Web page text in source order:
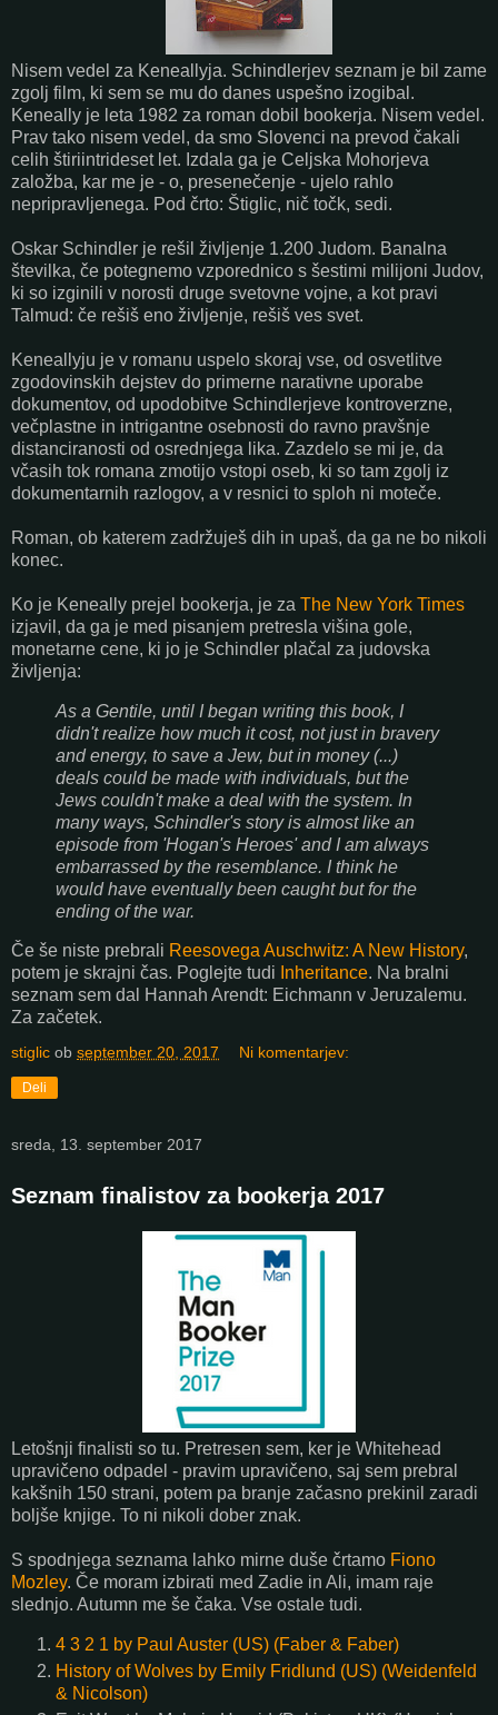
Nisem vedel za Keneallyja. Schindlerjev seznam je bil zame
zgolj film, ki sem se mu do danes uspešno izogibal.
Keneally je leta 1982 za roman dobil bookerja. Nisem vedel.
Prav tako nisem vedel, da smo Slovenci na prevod čakali
celih štiriintrideset let. Izdala ga je Celjska Mohorjeva
založba, kar me je - o, presenečenje - ujelo rahlo
nepripravljenega. Pod črto: Štiglic, nič točk, sedi.
Oskar Schindler je rešil življenje 1.200 Judom. Banalna
številka, če potegnemo vzporednico s šestimi milijoni Judov,
ki so izginili v norosti druge svetovne vojne, a kot pravi
Talmud: če rešiš eno življenje, rešiš ves svet.
Keneallyju je v romanu uspelo skoraj vse, od osvetlitve
zgodovinskih dejstev do primerne narativne uporabe
dokumentov, od upodobitve Schindlerjeve kontroverzne,
večplastne in intrigantne osebnosti do ravno pravšnje
distanciranosti od osrednjega lika. Zazdelo se mi je, da
včasih tok romana zmotijo vstopi oseb, ki so tam zgolj iz
dokumentarnih razlogov, a v resnici to sploh ni moteče.
Roman, ob katerem zadržuješ dih in upaš, da ga ne bo nikoli
konec.
Ko je Keneally prejel bookerja, je za The New York Times
izjavil, da ga je med pisanjem pretresla višina gole,
monetarne cene, ki jo je Schindler plačal za judovska
življenja:
As a Gentile, until I began writing this book, I
didn't realize how much it cost, not just in bravery
and energy, to save a Jew, but in money (...)
deals could be made with individuals, but the
Jews couldn't make a deal with the system. In
many ways, Schindler's story is almost like an
episode from 'Hogan's Heroes' and I am always
embarrassed by the resemblance. I think he
would have eventually been caught but for the
ending of the war.
Če še niste prebrali Reesovega Auschwitz: A New History,
potem je skrajni čas. Poglejte tudi Inheritance. Na bralni
seznam sem dal Hannah Arendt: Eichmann v Jeruzalemu.
Za začetek.
stiglic ob september 20, 2017 Ni komentarjev:
Deli
sreda, 13. september 2017
Seznam finalistov za bookerja 2017
Letošnji finalisti so tu. Pretresen sem, ker je Whitehead
upravičeno odpadel - pravim upravičeno, saj sem prebral
kakšnih 150 strani, potem pa branje začasno prekinil zaradi
boljše knjige. To ni nikoli dober znak.
S spodnjega seznama lahko mirne duše črtamo Fiono
Mozley. Če moram izbirati med Zadie in Ali, imam raje
slednjo. Autumn me še čaka. Vse ostale tudi.
4 3 2 1 by Paul Auster (US) (Faber & Faber)
History of Wolves by Emily Fridlund (US) (Weidenfeld
& Nicolson)